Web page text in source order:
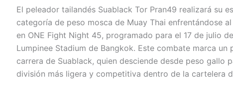
El peleador tailandés Suablack Tor Pran49 realizará su
categoría de peso mosca de Muay Thai enfrentándose
en ONE Fight Night 45, programado para el 17 de julio
Lumpinee Stadium de Bangkok. Este combate marca un
carrera de Suablack, quien desciende desde peso gallo
división más ligera y competitiva dentro de la cartelera